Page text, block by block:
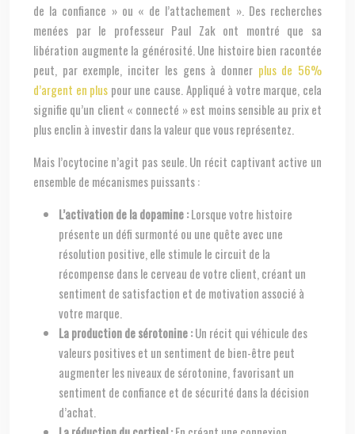
de la confiance » ou « de l’attachement ». Des recherches
menées par le professeur Paul Zak ont montré que sa
libération augmente la générosité. Une histoire bien racontée
peut, par exemple, inciter les gens à donner plus de 56%
d’argent en plus pour une cause. Appliqué à votre marque, cela
signifie qu’un client « connecté » est moins sensible au prix et
plus enclin à investir dans la valeur que vous représentez.
Mais l’ocytocine n’agit pas seule. Un récit captivant active un
ensemble de mécanismes puissants :
L’activation de la dopamine :Lorsque votre histoire
présente un défi surmonté ou une quête avec une
résolution positive, elle stimule le circuit de la
récompense dans le cerveau de votre client, créant un
sentiment de satisfaction et de motivation associé à
votre marque.
La production de sérotonine :Un récit qui véhicule des
valeurs positives et un sentiment de bien-être peut
augmenter les niveaux de sérotonine, favorisant un
sentiment de confiance et de sécurité dans la décision
d’achat.